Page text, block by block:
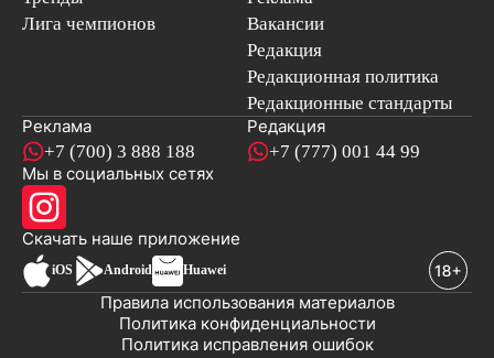
Лига чемпионов
Вакансии
Редакция
Редакционная политика
Редакционные стандарты
Реклама
+7 (700) 3 888 188
Редакция
+7 (777) 001 44 99
Мы в социальных сетях
Скачать наше приложениеновостей
iOS Android Huawei
Политика исправления ошибок
Политика конфиденциальности
Правила использования материалов